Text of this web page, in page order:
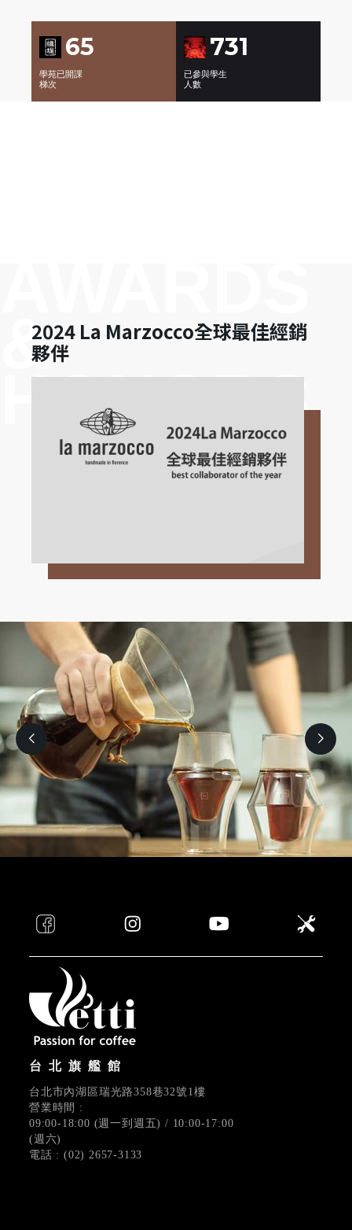
84
學苑已開課
梯次
635
已參與學生
人數
&
HONORS
2024 La Marzocco全球最佳經銷
夥伴
台北旗艦館
台北市內湖區瑞光路358巷32號1樓
營業時間 :
09:00-18:00 (週一到週五) / 10:00-17:00
(週六)
電話 : (02) 2657-3133